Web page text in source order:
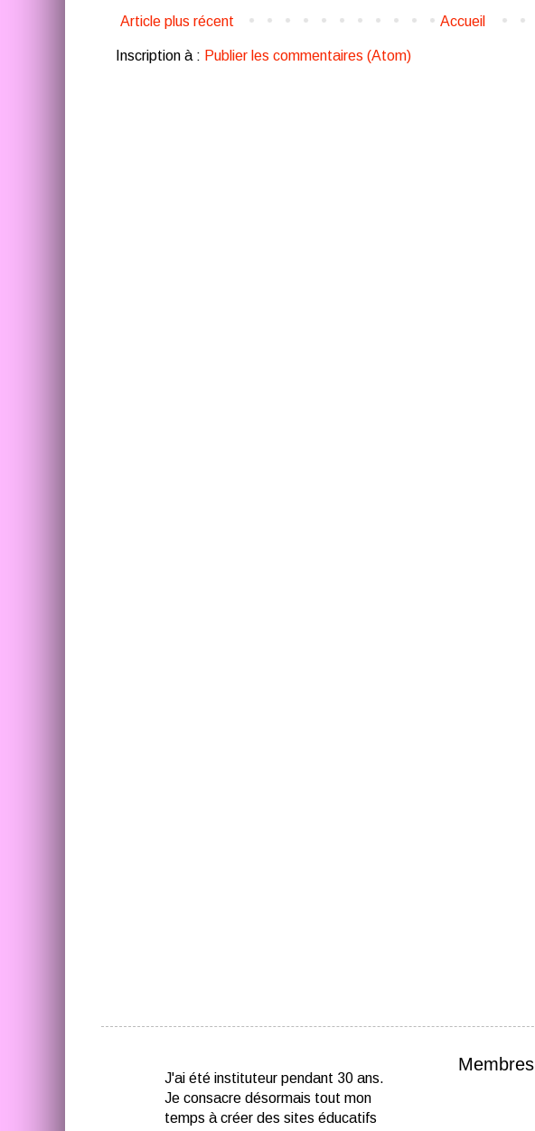
Article plus récent Accueil
Inscription à : Publier les commentaires (Atom)
J'ai été instituteur pendant 30 ans.
Je consacre désormais tout mon
temps à créer des sites éducatifs
Membres